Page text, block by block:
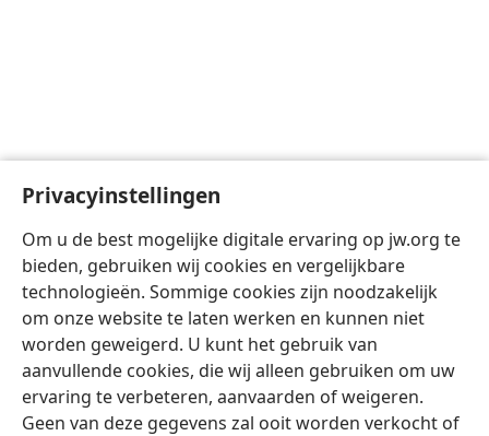
Privacyinstellingen
Om u de best mogelijke digitale ervaring op jw.org te
bieden, gebruiken wij cookies en vergelijkbare
technologieën. Sommige cookies zijn noodzakelijk
om onze website te laten werken en kunnen niet
worden geweigerd. U kunt het gebruik van
aanvullende cookies, die wij alleen gebruiken om uw
ervaring te verbeteren, aanvaarden of weigeren.
Geen van deze gegevens zal ooit worden verkocht of
Nederlands Instellingen
Copyright © 2026 Watch Tower Bible and Tract Society of Pennsylvania
Gebruiksvoorwaarden Privacybeleid
JW.ORG
Inloggen